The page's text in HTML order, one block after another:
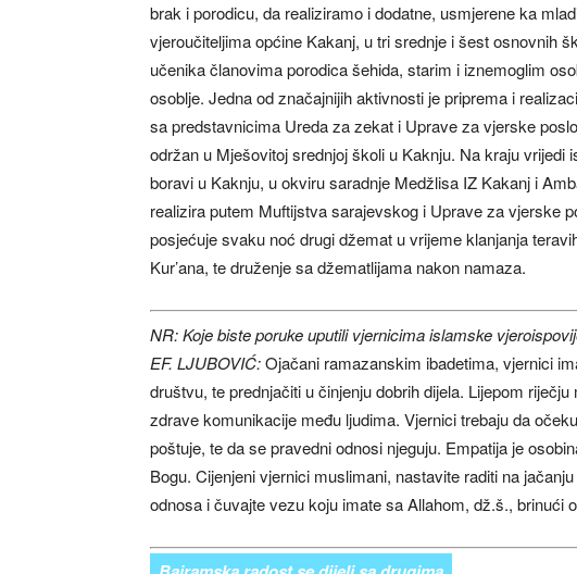
brak i porodicu, da realiziramo i dodatne, usmjerene ka
vjeroučiteljima općine Kakanj, u tri srednje i šest osnovnih
učenika članovima porodica šehida, starim i iznemoglim
osoblje. Jedna od značajnijih aktivnosti je priprema i
sa predstavnicima Ureda za zekat i Uprave za vjerske
održan u Mješovitoj srednjoj školi u Kaknju. Na kraju vrijedi
boravi u Kaknju, u okviru saradnje Medžlisa IZ Kakanj i
realizira putem Muftijstva sarajevskog i Uprave za vjerske
posjećuje svaku noć drugi džemat u vrijeme klanjanja
Kur’ana, te druženje sa džematlijama nakon namaza.
NR: Koje biste poruke uputili vjernicima islamske
EF. LJUBOVIĆ:Ojačani ramazanskim ibadetima, vjernici
društvu, te prednjačiti u činjenju dobrih dijela. Lijepom
zdrave komunikacije među ljudima. Vjernici trebaju da
poštuje, te da se pravedni odnosi njeguju. Empatija je
Bogu. Cijenjeni vjernici muslimani, nastavite raditi na
odnosa i čuvajte vezu koju imate sa Allahom, dž.š., brinući